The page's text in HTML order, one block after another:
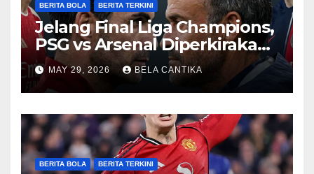
BERITA BOLA BERITA TERKINI
Jelang Final Liga Champions,
PSG vs Arsenal Diperkirakan
Sengit
MAY 29, 2026 BELA CANTIKA
BERITA BOLA BERITA TERKINI